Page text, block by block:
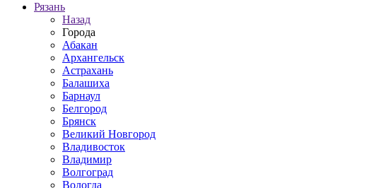
Рязань
Назад
Города
Абакан
Архангельск
Астрахань
Балашиха
Барнаул
Белгород
Брянск
Великий Новгород
Владивосток
Владимир
Волгоград
Вологда